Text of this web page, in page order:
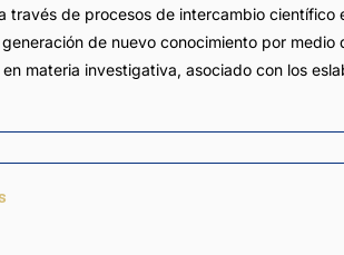
de procesos de intercambio
de nuevo conocimiento por
materia investigativa, asociado con los